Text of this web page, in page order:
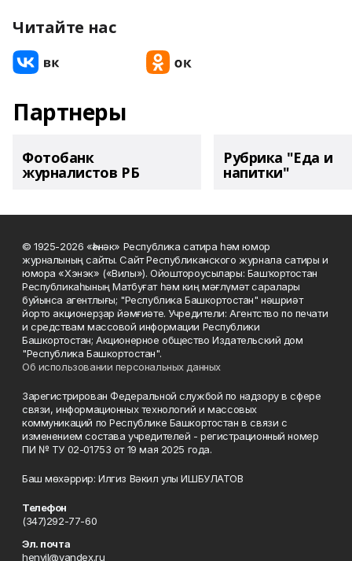
Читайте нас
Партнеры
Фотобанк
журналистов РБ
Рубрика "Еда и
напитки"
© 1925-2026 «Һәнәк» Республика сатира һәм юмор
журналының сайты. Сайт Республиканского журнала сатиры и
юмора «Хэнэк» («Вилы»). Ойоштороусылары: Башҡортостан
Республикаһының Матбуғат һәм киң мәғлүмәт саралары
буйынса агентлығы; "Республика Башкортостан" нәшриәт
йорто акционерҙар йәмғиәте. Учредители: Агентство по печати
и средствам массовой информации Республики
Башкортостан; Акционерное общество Издательский дом
"Республика Башкортостан".
Об использовании персональных данных
Зарегистрирован Федеральной службой по надзору в сфере
связи, информационных технологий и массовых
коммуникаций по Республике Башкортостан в связи с
изменением состава учредителей - регистрационный номер
ПИ № ТУ 02-01753 от 19 мая 2025 года.
Баш мөхәррир: Илгиз Вәкил улы ИШБУЛАТОВ
Телефон
(347)292-77-60
Эл. почта
henvil@yandex.ru